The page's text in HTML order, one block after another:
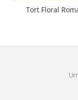
Tort Floral